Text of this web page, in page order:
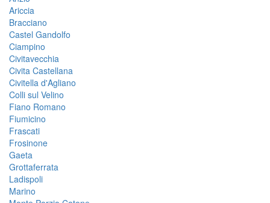
Ariccia
Bracciano
Castel Gandolfo
Ciampino
Civitavecchia
Civita Castellana
Civitella d'Agliano
Colli sul Velino
Fiano Romano
Fiumicino
Frascati
Frosinone
Gaeta
Grottaferrata
Ladispoli
Marino